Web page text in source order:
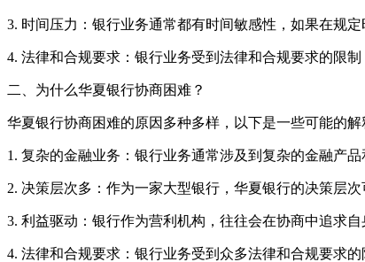
3. 时间压力：银行业务通常都有时间敏感性，如果在规
4. 法律和合规要求：银行业务受到法律和合规要求的限
二、为什么华夏银行协商困难？
华夏银行协商困难的原因多种多样，以下是一些可能的解
1. 复杂的金融业务：银行业务通常涉及到复杂的金融产
2. 决策层次多：作为一家大型银行，华夏银行的决策层
3. 利益驱动：银行作为营利机构，往往会在协商中追求
4. 法律和合规要求：银行业务受到众多法律和合规要求